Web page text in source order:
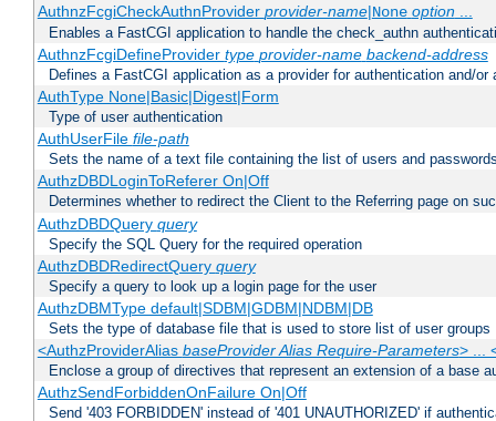
AuthnzFcgiCheckAuthnProvider provider-name|None option...
Enables a FastCGI application to handle the check_authn
AuthnzFcgiDefineProvider type provider-name backend-address
Defines a FastCGI application as a provider for authentication and/or
AuthType None|Basic|Digest|Form
Type of user authentication
AuthUserFile file-path
Sets the name of a text file containing the list of users and
AuthzDBDLoginToReferer On|Off
Determines whether to redirect the Client to the Referring page on
AuthzDBDQuery query
Specify the SQL Query for the required operation
AuthzDBDRedirectQuery query
Specify a query to look up a login page for the user
AuthzDBMType default|SDBM|GDBM|NDBM|DB
Sets the type of database file that is used to store list of user groups
<AuthzProviderAlias baseProvider Alias Require-Parameters> ...
Enclose a group of directives that represent an extension of a base
AuthzSendForbiddenOnFailure On|Off
Send '403 FORBIDDEN' instead of '401 UNAUTHORIZED' if